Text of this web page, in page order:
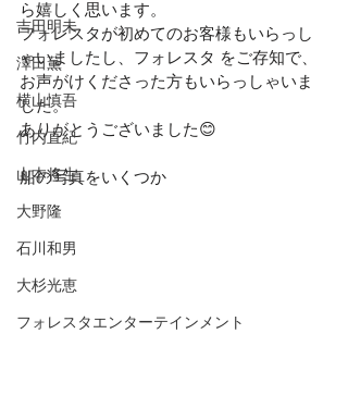
吉田明未
澤田薫
横山慎吾
竹内直紀
山本将生
大野隆
石川和男
大杉光恵
フォレスタエンターテインメント
ら嬉しく思います。
フォレスタが初めてのお客様もいらっし
ゃいましたし、フォレスタ をご存知で、
お声がけくださった方もいらっしゃいま
した。
ありがとうございました😊
船の写真をいくつか